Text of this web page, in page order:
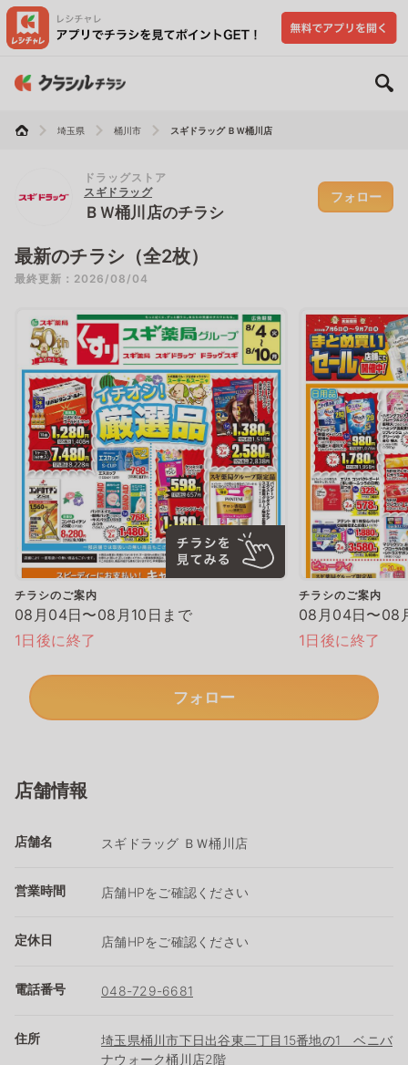
埼玉県 桶川市 スギドラッグ ＢＷ桶川店
ドラッグストア
スギドラッグ
ＢＷ桶川店のチラシ
フォロー
最新のチラシ（全2枚）
最終更新：2026/08/04
チラシのご案内
08月04日〜08月10日まで
1日後に終了
チラシのご案内
08月04日〜08
1日後に終了
フォロー
店舗情報
店舗名 スギドラッグ ＢＷ桶川店
営業時間 店舗HPをご確認ください
定休日 店舗HPをご確認ください
電話番号 048-729-6681
住所
埼玉県桶川市下日出谷東二丁目15番地の1 ベニバ
ナウォーク桶川店2階